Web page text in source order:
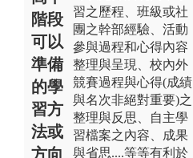
階段
可以
準備
的學
習方
法或
方向
習之歷程、班級或社
團之幹部經驗、活動
參與過程和心得內容
整理與呈現、校內外
競賽過程與心得(成績
與名次非絕對重要)之
整理與反思、自主學
習檔案之內容、成果
與省思....等等有利於